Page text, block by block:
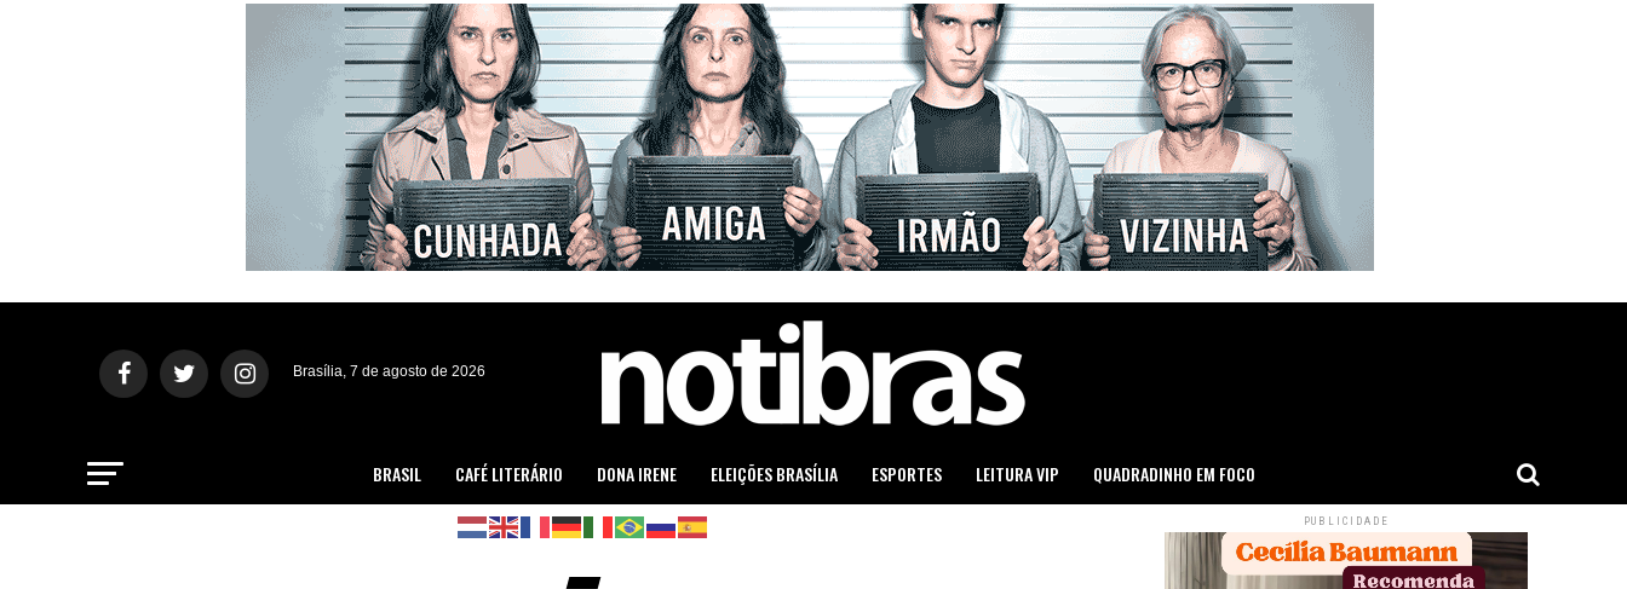
Brasília, 7 de agosto de 2026
BRASIL CAFÉ LITERÁRIO DONA IRENE ELEIÇÕES BRASÍLIA ESPORTES LEITURA VIP QUADRADINHO EM FOCO
PUBLICIDADE